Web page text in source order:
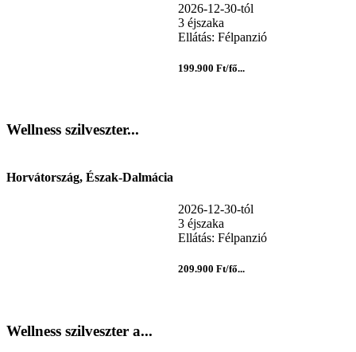
2026-12-30-tól
3 éjszaka
Ellátás: Félpanzió
199.900 Ft/fő...
Wellness szilveszter...
Horvátország, Észak-Dalmácia
2026-12-30-tól
3 éjszaka
Ellátás: Félpanzió
209.900 Ft/fő...
Wellness szilveszter a...